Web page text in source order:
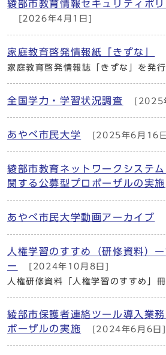
綾部市教育情報セキュリティポ
[2026年4月1日]
家庭教育啓発情報紙「きずな」
家庭教育啓発情報誌「きずな」を発
全国学力・学習状況調査 [2025
あやべ市民大学 [2025年6月16
綾部市教育ネットワークシステ
関する公募型プロポーザルの実施
あやべ市民大学動画アーカイブ
人権学習のすすめ（研修資料）
ー
[2024年10月8日]
人権研修資料「人権学習のすすめ」
綾部市保護者連絡ツール導入業
ポーザルの実施
[2024年6月6日]